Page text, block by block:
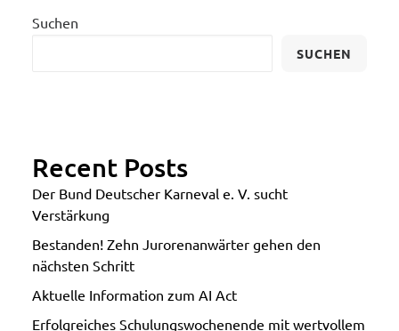
Suchen
SUCHEN
Recent Posts
Der Bund Deutscher Karneval e. V. sucht
Verstärkung
Bestanden! Zehn Jurorenanwärter gehen den
nächsten Schritt
Aktuelle Information zum AI Act
Erfolgreiches Schulungswochenende mit wertvollem